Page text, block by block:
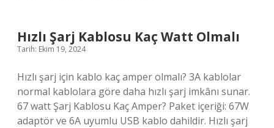
Hızlı Şarj Kablosu Kaç Watt Olmalı
Tarih: Ekim 19, 2024
Hızlı şarj için kablo kaç amper olmalı? 3A kablolar
normal kablolara göre daha hızlı şarj imkânı sunar.
67 watt Şarj Kablosu Kaç Amper? Paket içeriği: 67W
adaptör ve 6A uyumlu USB kablo dahildir. Hızlı şarj